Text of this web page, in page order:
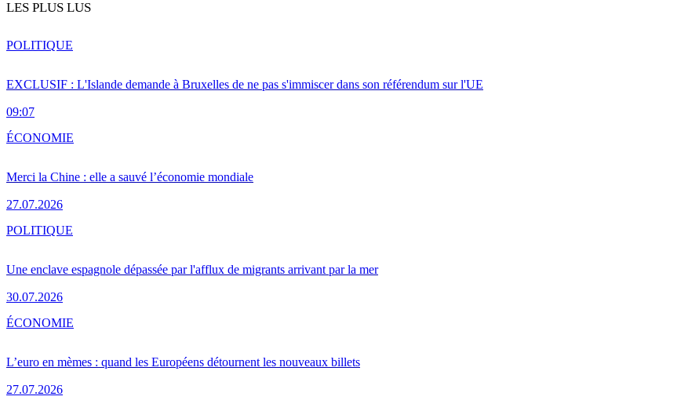
LES PLUS LUS
EXCLUSIF : L'Islande demande à Bruxelles de ne pas s'immiscer dans son référendum sur l'UE
09:07
POLITIQUE
Merci la Chine : elle a sauvé l’économie mondiale
27.07.2026
ÉCONOMIE
Une enclave espagnole dépassée par l'afflux de migrants arrivant par la mer
30.07.2026
POLITIQUE
L’euro en mèmes : quand les Européens détournent les nouveaux billets
27.07.2026
ÉCONOMIE